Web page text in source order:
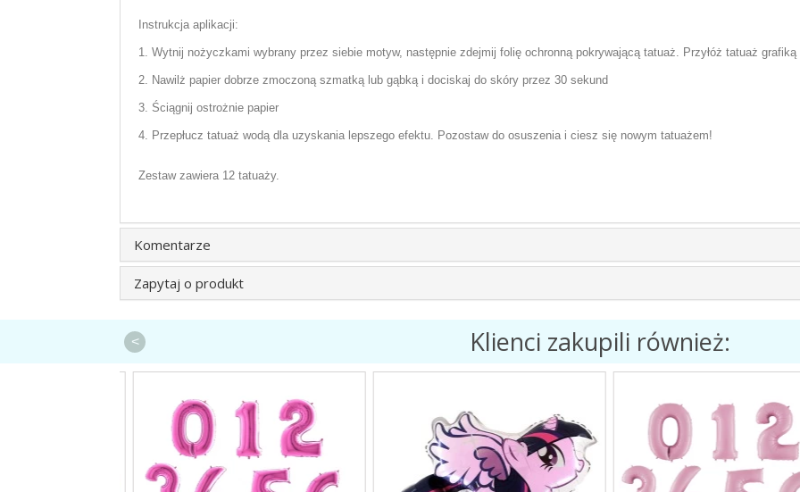
Instrukcja aplikacji:
1. Wytnij nożyczkami wybrany przez siebie motyw, następnie zdejmij folię ochronną pokrywającą tatuaż. Przyłóż tatuaż
2. Nawilż papier dobrze zmoczoną szmatką lub gąbką i dociskaj do skóry przez 30 sekund
3. Ściągnij ostrożnie papier
4. Przepłucz tatuaż wodą dla uzyskania lepszego efektu. Pozostaw do osuszenia i ciesz się nowym tatuażem!
Zestaw zawiera 12 tatuaży.
Komentarze
Zapytaj o produkt
Klienci zakupili również:
<